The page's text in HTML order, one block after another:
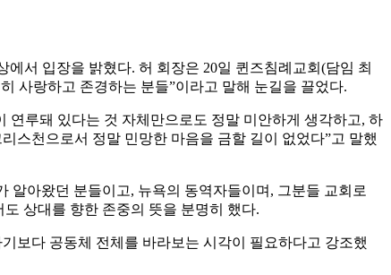
서 입장을 밝혔다. 허 회장은 20일 퀸즈침례교회(담임 최
사랑하고 존경하는 분들”이라고 말해 눈길을 끌었다.
연루돼 있다는 것 자체만으로도 정말 미안하게 생각하고, 하
스천으로서 정말 민망한 마음을 금할 길이 없었다”고 말했
알아왔던 분들이고, 뉴욕의 동역자들이며, 그분들 교회로
상대를 향한 존중의 뜻을 분명히 했다.
보다 공동체 전체를 바라보는 시각이 필요하다고 강조했